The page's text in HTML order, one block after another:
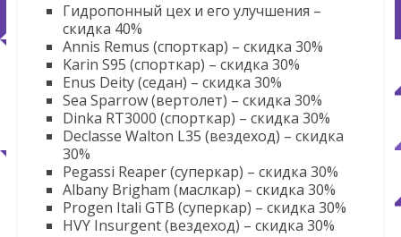
Гидропонный цех и его улучшения –
скидка 40%
Annis Remus (спорткар) – скидка 30%
Karin S95 (спорткар) – скидка 30%
Enus Deity (седан) – скидка 30%
Sea Sparrow (вертолет) – скидка 30%
Dinka RT3000 (спорткар) – скидка 30%
Declasse Walton L35 (вездеход) – скидка
30%
Pegassi Reaper (суперкар) – скидка 30%
Albany Brigham (маслкар) – скидка 30%
Progen Itali GTB (суперкар) – скидка 30%
HVY Insurgent (вездеход) – скидка 30%